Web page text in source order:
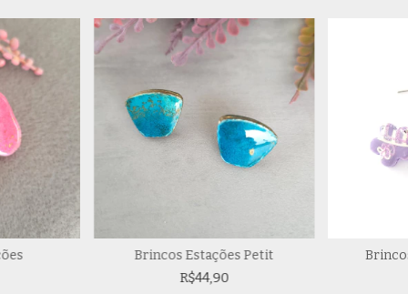
Brincos Estações Petit
R$44,90